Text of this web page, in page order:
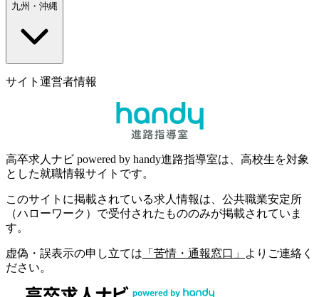
九州・沖縄
サイト運営者情報
高卒求人ナビ powered by handy進路指導室は、高校生を対象
とした就職情報サイトです。
このサイトに掲載されている求人情報は、公共職業安定所
（ハローワーク）で受付されたもののみが掲載されていま
す。
虚偽・誤表示の申し立ては 「苦情・通報窓口」
よりご連絡く
ださい。